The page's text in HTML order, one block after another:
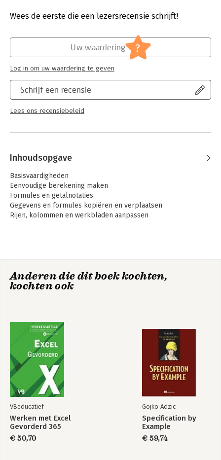
Druk:
2
IT-management / ICT
Serie:
Praktijkgericht leren
Wees de eerste die een lezersrecensie schrijft!
Schrijf een recensie
Lees ons recensiebeleid
Uw waardering ?
Log in om uw waardering te geven
Inhoudsopgave
Basisvaardigheden
Eenvoudige berekening maken
Formules en getalnotaties
Gegevens en formules kopiëren en verplaatsen
Rijen, kolommen en werkbladen aanpassen
Grafieken maken
Afdrukken en pagina-instelling
Anderen die dit boek kochten,
kochten ook
VBeducatief
Werken met Excel
Gevorderd 365
€ 50,70
Gojko Adzic
Specification by
Example
€ 59,74